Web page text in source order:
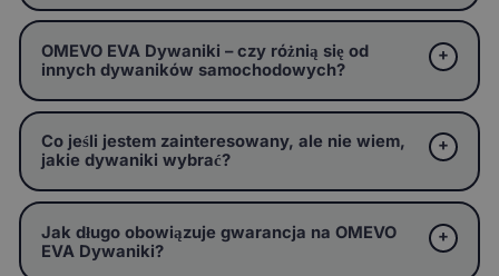
OMEVO EVA Dywaniki – czy różnią się od
innych dywaników samochodowych?
Co jeśli jestem zainteresowany, ale nie wiem,
jakie dywaniki wybrać?
Jak długo obowiązuje gwarancja na OMEVO
EVA Dywaniki?